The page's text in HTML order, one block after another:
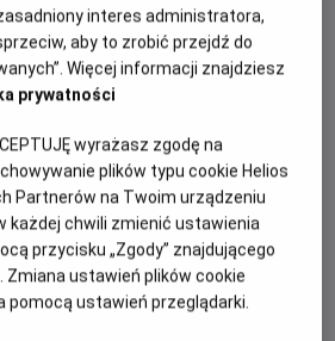
przerwy, premierowo
gra w nim podwójną rolę
Kiedy nieoczekiwany i bezwzględny
blisko domu, Kara Zor-El,
niechętnie łączy siły z
w pełnej przygód,
w poszukiwaniu zemsty i
20.00;Meta: 27.06.2026 r. około
interes administratora,
aby to zrobić przejdź do
Więcej informacji znajdziesz
prywatności
wyrażasz zgodę na
plików typu cookie Helios
Partnerów na Twoim urządzeniu
każdej chwili zmienić ustawienia
przycisku „Zgody” znajdującego
ustawień plików cookie
pomocą ustawień przeglądarki.